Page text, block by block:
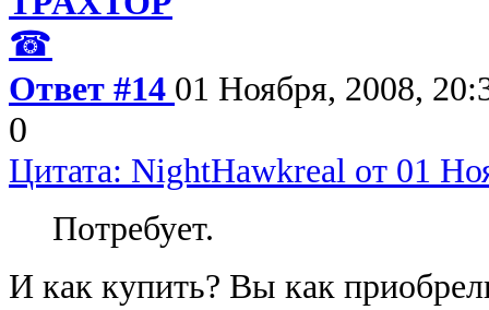
☎
Ответ #14 01 Ноября, 2008,
0
Цитата: NightHawkreal от 01
Потребует.
И как купить? Вы как